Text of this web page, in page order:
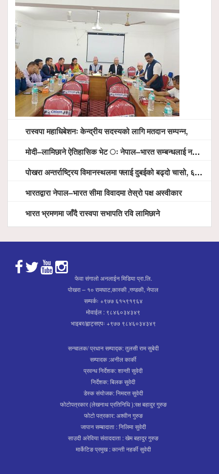
रास्वपा महाधिबेशनः केन्द्रीय सदस्यको लागि मतदान सम्पन्न,
मोदी–लामिछाने ऐतिहासिक भेट ः नेपाल–भारत सम्बन्धलाई नयाँ उचाइमा पु¥याउने साझा प्रतिबद्धता
पोखरा अन्तर्राष्ट्रिय विमानस्थलमा फ्लाई दुबईको बढ्दो चासो, ६ घण्टा लामो प्राविधिक निरीक्षणपछि दैनिक उडानको ढोका खुल्दै
भारतद्वारा नेपाल–भारत सीमा विवादमा तेस्रो पक्ष अस्वीकार
भारत भ्रमणमा जाँदै रास्वपा सभापति रवि लामिछाने
फेवा संगालो अनलाईन मिडिया प्रा.लि.
पोखरा – १० रामघाट,कास्की ,गण्डकी, नेपाल
सम्पर्कः +९७७ ६१५९१९६४
मोवाईल : ९८४६०३४३४९
भाइबर/ह्वाट्सएपः +९७७ ९८४६०३४३४९
सन्चालक/ प्रधान सम्पाद्क: तुलसी राम सुबेदी
सम्पादक :अनील कार्की
प्रवन्ध निर्देशक: शान्ती सुवेदी
निर्देशक: बिलक सुवेदी
डेस्क संयोजक: निमदत्त सुवेदी
फोटोपत्रकार (लेखनाथ प्रतिनिधि ):रक्ष बहादुर गुरुङ
फोटो पत्रकार: अश्वीन गुरुङ
जापान सम्बादाता : निलिमा सुवेदी
साउदी अरेविया संवाददाता : खेम बहादुर गुरुङ
मार्केटिङ प्रमुख : कान्ती नहर्की सुवेदी